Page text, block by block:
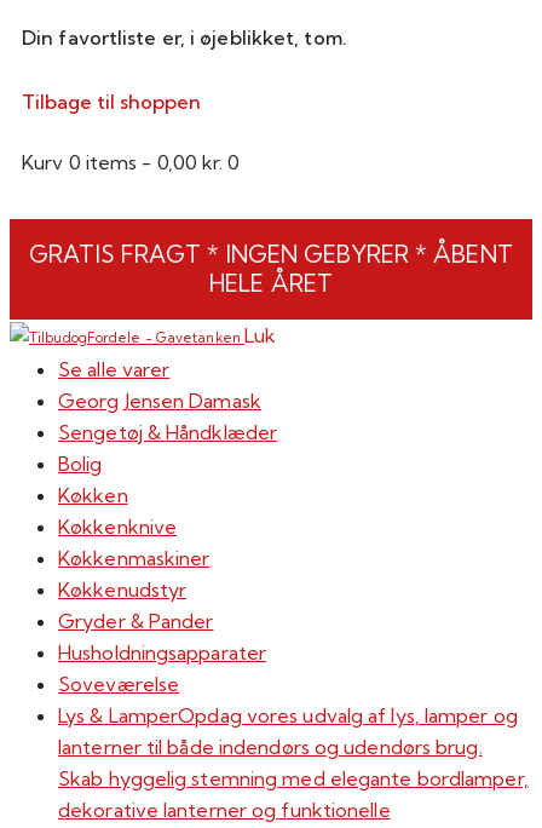
Din favortliste er, i øjeblikket, tom.
Tilbage til shoppen
Kurv 0 items - 0,00 kr. 0
GRATIS FRAGT * INGEN GEBYRER * ÅBENT
HELE ÅRET
Luk
Se alle varer
Georg Jensen Damask
Sengetøj & Håndklæder
Bolig
Køkken
Køkkenknive
Køkkenmaskiner
Køkkenudstyr
Gryder & Pander
Husholdningsapparater
Soveværelse
Lys & LamperOpdag vores udvalg af lys, lamper og
lanterner til både indendørs og udendørs brug.
Skab hyggelig stemning med elegante bordlamper,
dekorative lanterner og funktionelle